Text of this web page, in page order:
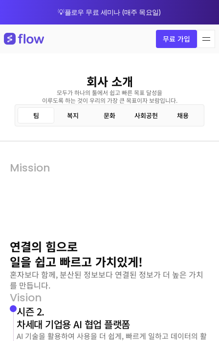
💡플로우 무료 세미나 (매주 목요일)
무료 가입
회사 소개
모두가 하나의 툴에서 쉽고 빠른 목표 달성을
이루도록 하는 것이 우리의 가장 큰 목표이자 보람입니다.
팀 복지 문화 사회공헌 채용
Mission
연결의 힘으로
일을 쉽고 빠르고 가치있게!
혼자보다 함께, 분산된 정보보다 연결된 정보가 더 높은 가치
를 만듭니다.
Vision
시즌 2.
차세대 기업용 AI 협업 플랫폼
AI 기술을 활용하여 사용을 더 쉽게, 빠르게 일하고 데이터의 활